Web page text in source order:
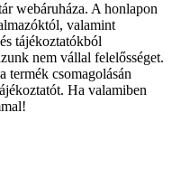
webáruháza. A honlapon
valamint
tájékoztatókból
nem vállal felelősséget.
termék csomagolásán
Ha valamiben